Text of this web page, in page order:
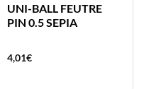
UNI-BALL FEUTRE
PIN 0.5 SEPIA
4,01€